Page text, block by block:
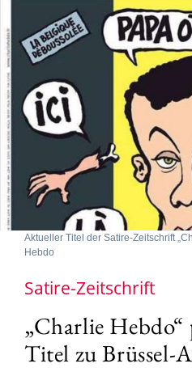
Aktueller Titel der Satire-Zeitschrift
Hebdo
Satire-Zeitschrift
„Charlie
Titel zu Brüssel-